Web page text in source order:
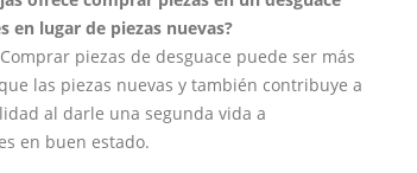
en lugar de piezas nuevas?
piezas de desguace puede ser más
las piezas nuevas y también contribuye a
al darle una segunda vida a
en buen estado.